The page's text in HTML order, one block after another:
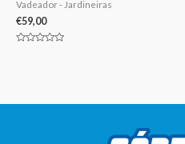
Vadeador - Jardineiras
€59,00